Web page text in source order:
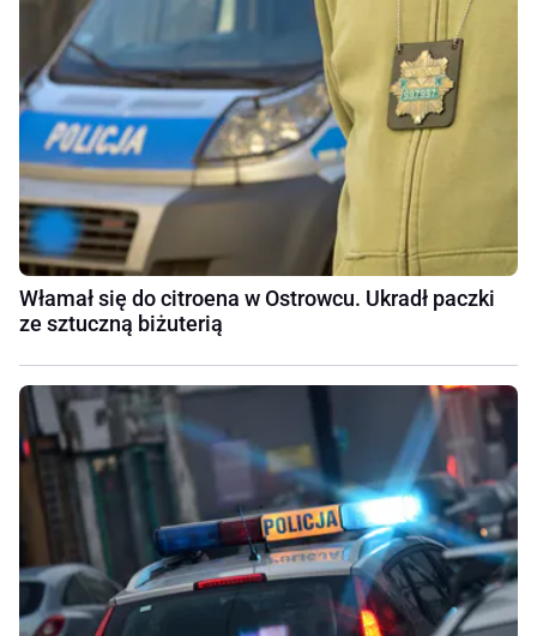
Włamał się do citroena w Ostrowcu. Ukradł paczki
ze sztuczną biżuterią